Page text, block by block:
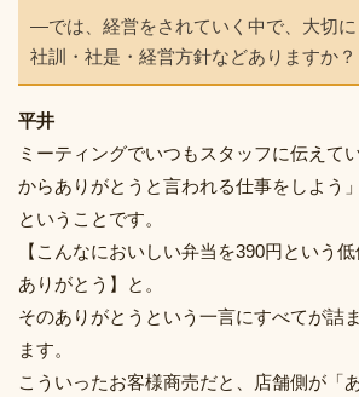
―では、経営をされていく中で、大切に
社訓・社是・経営方針などありますか？
平井
ミーティングでいつもスタッフに伝えて
からありがとうと言われる仕事をしよう」
ということです。
【こんなにおいしい弁当を390円という
ありがとう】と。
そのありがとうという一言にすべてが詰
ます。
こういったお客様商売だと、店舗側が「